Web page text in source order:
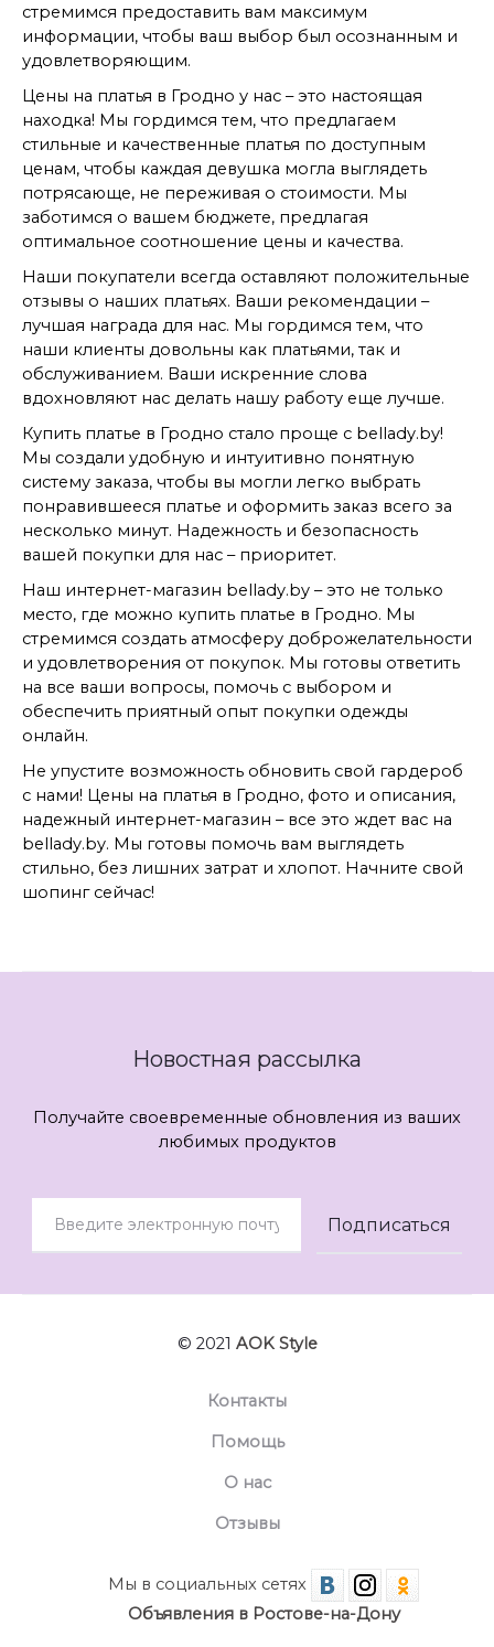
стремимся предоставить вам максимум
информации, чтобы ваш выбор был осознанным и
удовлетворяющим.
Цены на платья в Гродно у нас – это настоящая
находка! Мы гордимся тем, что предлагаем
стильные и качественные платья по доступным
ценам, чтобы каждая девушка могла выглядеть
потрясающе, не переживая о стоимости. Мы
заботимся о вашем бюджете, предлагая
оптимальное соотношение цены и качества.
Наши покупатели всегда оставляют положительные
отзывы о наших платьях. Ваши рекомендации –
лучшая награда для нас. Мы гордимся тем, что
наши клиенты довольны как платьями, так и
обслуживанием. Ваши искренние слова
вдохновляют нас делать нашу работу еще лучше.
Купить платье в Гродно стало проще с bellady.by!
Мы создали удобную и интуитивно понятную
систему заказа, чтобы вы могли легко выбрать
понравившееся платье и оформить заказ всего за
несколько минут. Надежность и безопасность
вашей покупки для нас – приоритет.
Наш интернет-магазин bellady.by – это не только
место, где можно купить платье в Гродно. Мы
стремимся создать атмосферу доброжелательности
и удовлетворения от покупок. Мы готовы ответить
на все ваши вопросы, помочь с выбором и
обеспечить приятный опыт покупки одежды
онлайн.
Не упустите возможность обновить свой гардероб
с нами! Цены на платья в Гродно, фото и описания,
надежный интернет-магазин – все это ждет вас на
bellady.by. Мы готовы помочь вам выглядеть
стильно, без лишних затрат и хлопот. Начните свой
шопинг сейчас!
Новостная рассылка
Получайте своевременные обновления из ваших
любимых продуктов
© 2021 AOK Style
Контакты
Помощь
О нас
Отзывы
Мы в социальных сетях
Объявления в Ростове-на-Дону